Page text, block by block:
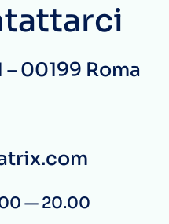
– 00199 Roma
— 20.00